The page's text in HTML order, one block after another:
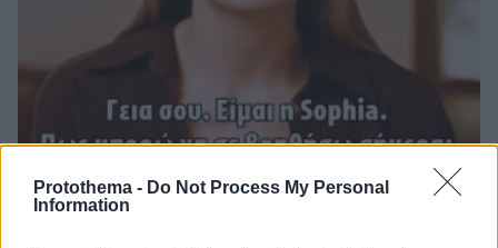
Protothema - Do Not Process My Personal
Information